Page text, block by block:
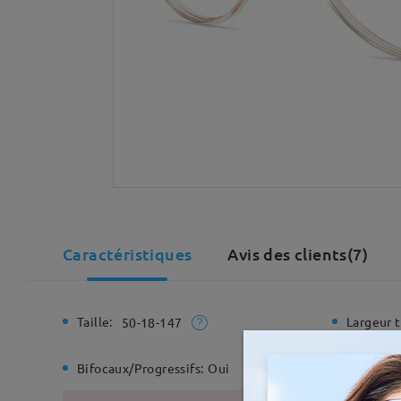
Caractéristiques Avis des clients(7)
Taille: 50-18-147 Largeur
Bifocaux/Progressifs: Oui